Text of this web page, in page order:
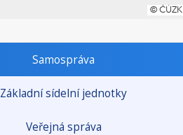
Samospráva
Základní sídelní jednotky
Veřejná správa